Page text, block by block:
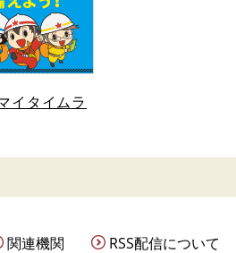
イタイムラ
関連機関 RSS配信について